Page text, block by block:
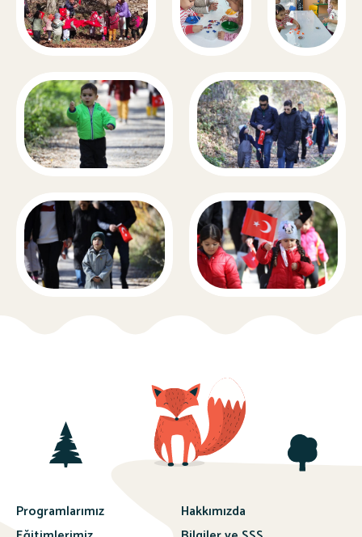
Programlarımız
Hakkımızda